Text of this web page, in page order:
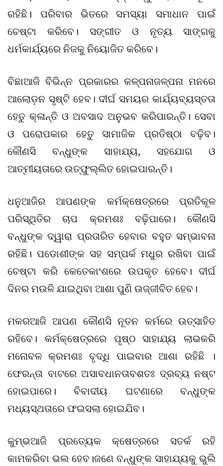
ରହିଛି। ପରିବାର ଭିତରେ ସମସ୍ୟା ସମାଧାନ ପାଇଁ
ଚେଷ୍ଟା କରିବେ। ସଙ୍ଗୀତ ଓ ନୃତ୍ୟ ସାଙ୍ଗକୁ
ଧର୍ମକାର୍ଯ୍ୟରେ ନିଜକୁ ନିୟୋଜିତ କରିବେ।
ବିଛାଆଜି ବିଭିନ୍ନ ପ୍ରକାରର କଳ୍ପନାଜଳ୍ପନା ମନରେ
ଆଲୋଡ଼ନ ସୃଷ୍ଟି ହେବ। ଦୀର୍ଘ ସମୟର କାର୍ଯ୍ୟବ୍ୟସ୍ତତା
ହେତୁ କ୍ଳାନ୍ତି ଓ ଅବସାଦ ଅନୁଭବ କରିପାରନ୍ତି। ସେବା
ଓ ପରୋପକାର ହେତୁ ସାମାଜିକ ପ୍ରତିଷ୍ଠା ବଢ଼ିବ।
କୌଣସି ବନ୍ଧୁଙ୍କ ସାହାଯ୍ୟ, ସହଯୋଗ ଓ
ଆତ୍ମୀୟତାରେ ଉତ୍‌ଫୁଲ୍ଲିତ ହୋଇପାରନ୍ତି।
ଧନୁଆଜିର ଆପଣଙ୍କ କର୍ମକ୍ଷେତ୍ରରେ ପ୍ରତିକୂଳ
ପରିସ୍ଥିତିର ଚାପ କ୍ରମଶଃ ବଢ଼ିପାରେ। କୌଣସି
ବନ୍ଧୁଙ୍କ ଦ୍ୱାରା ପ୍ରତାରିତ ହେବାର ବହୁତ ସମ୍ଭାବନା
ରହିଛି। ପଡୋଶୀଙ୍କ ସହ ସମ୍ପର୍କ ମଧୁର ରଖିବା ପାଇଁ
ଚେଷ୍ଟା କରି କେତେକାଂଶରେ ଉପକୃତ ହେବେ। ଦୀର୍ଘ
ଦିନର ମଉଳି ଯାଇଥିବା ଆଶା ପୁଣି ଉଜ୍ଜୀବିତ ହେବ।
ମକରଆଜି ଆପଣ କୌଣସି ନୂତନ କର୍ମରେ ଉତ୍ସାହିତ
ରହିବେ। କର୍ମକ୍ଷେତ୍ରରେ ପୃଷ୍ଠ ସାହାଯ୍ୟ ଲାଭକରି
ମନୋବଳ କ୍ରମଶଃ ବୃଦ୍ଧି ପାଇବାର ଆଶା ରହିଛି ।
ଫେରନ୍ତା ବାଟରେ ଅସାବଧାନତାବଶତଃ ଦ୍ରବ୍ୟ ନଷ୍ଟ
ହୋଇପାରେ। ବିବାଦୀୟ ଘଟଣାରେ ବନ୍ଧୁଙ୍କ
ମଧ୍ୟସ୍ଥତାରେ ଫଇସଲା ହୋଇଯିବ।
କୁମ୍ଭଆଜି ପ୍ରତ୍ୟେକ କ୍ଷେତ୍ରରେ ସତର୍କ ରହି
କାମକରିବା ଭଲ ହେବ।ଜଣେ ବନ୍ଧୁଙ୍କ ସାହାଯ୍ୟକୁ ଭୁଲି